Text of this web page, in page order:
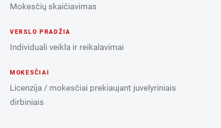
Mokesčių skaičiavimas
VERSLO PRADŽIA
Individuali veikla ir reikalavimai
MOKESČIAI
Licenzija / mokesčiai prekiaujant juvelyriniais
dirbiniais